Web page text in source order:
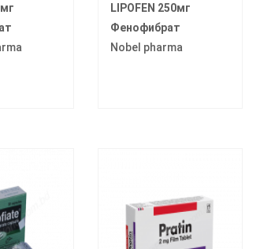
LIPOFEN 250мг
Фенофибрат
Nobel pharma